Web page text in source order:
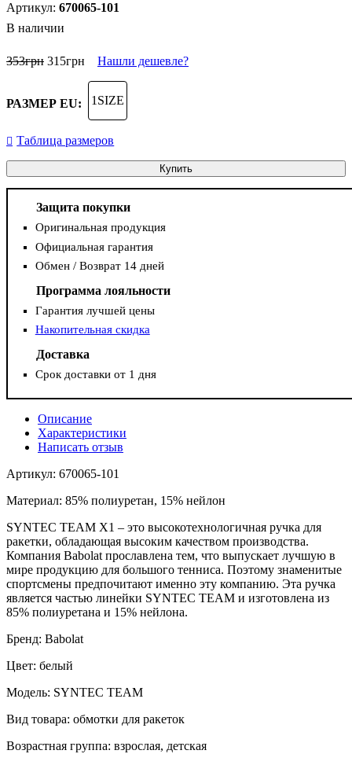
670065-101
В наличии
353грн 315грн Нашли дешевле?
РАЗМЕР EU: 1SIZE
Таблица размеров
Купить
Защита покупки
Оригинальная продукция
Официальная гарантия
Обмен / Возврат 14 дней
Программа лояльности
Гарантия лучшей цены
Накопительная скидка
Доставка
Срок доставки от 1 дня
Описание
Характеристики
Написать отзыв
Артикул: 670065-101
Материал: 85% полиуретан, 15% нейлон
SYNTEC TEAM X1 – это высокотехнологичная ручка для
ракетки, обладающая высоким качеством производства.
Компания Babolat прославлена ​​тем, что выпускает лучшую в
мире продукцию для большого тенниса. Поэтому знаменитые
спортсмены предпочитают именно эту компанию. Эта ручка
является частью линейки SYNTEC TEAM и изготовлена ​​из
85% полиуретана и 15% нейлона.
Бренд: Babolat
Цвет: белый
Модель: SYNTEC TEAM
Вид товара: обмотки для ракеток
Возрастная группа: взрослая, детская